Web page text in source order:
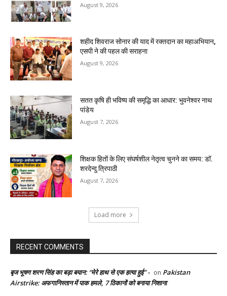
August 9, 2026
शहीद शिवराज सोनार की याद में रक्तदान का महाअभियान,
एसपी ने की पहल की सराहना
August 9, 2026
सतत कृषि ही भविष्य की समृद्धि का आधार: भुवनेश्वर नाथ
पांडेय
August 7, 2026
शिक्षक हितों के लिए संघर्षशील नेतृत्व चुनने का समय: डॉ.
शरदेन्दु त्रिपाठी
August 7, 2026
Load more
RECENT COMMENTS
बृज भूषण शरण सिंह का बड़ा बयान: “मेरे हाथ से एक हत्या हुई” - on Pakistan
Airstrike: अफगानिस्तान में पाक हमले, 7 ठिकानों को बनाया निशाना